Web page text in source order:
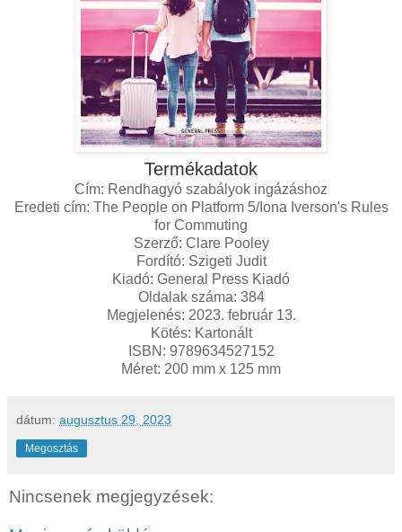
Termékadatok
Cím: Rendhagyó szabályok ingázáshoz
Eredeti cím: The People on Platform 5/Iona Iverson's Rules
for Commuting
Szerző: Clare Pooley
Fordító: Szigeti Judit
Kiadó: General Press Kiadó
Oldalak száma: 384
Megjelenés: 2023. február 13.
Kötés: Kartonált
ISBN: 9789634527152
Méret: 200 mm x 125 mm
dátum: augusztus 29, 2023
Megosztás
Nincsenek megjegyzések: